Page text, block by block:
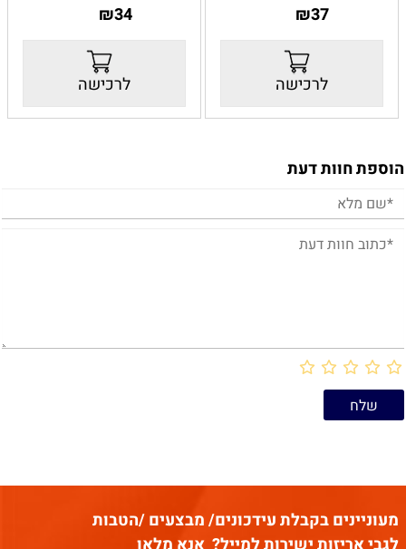
חבילה של 10 יחידות \ קרטון של
רוחב:28 ס"מ
גובה:24 ס"מ
עומק:8 ס"מ
קיימת הנחה של
10%לרוכשים קרטון של
200 יחידות .
₪37
לרכישה
חבילה של 10 יחידות \ קרטון של
רוחב:29 ס"מ
גובה:18 ס"מ
עומק:8 ס"מ
10%לרוכשים קרטון של
₪34
לרכישה
הוספת חוות דעת
מעוניינים בקבלת עידכונים/ מבצעים /הטבות